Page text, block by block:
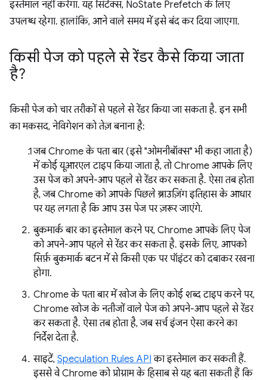
इस्तेमाल नहीं करेगा. यह सिंटैक्स, NoState Prefetch के लिए
उपलब्ध रहेगा. हालांकि, आने वाले समय में इसे बंद कर दिया जाएगा.
किसी पेज को पहले से रेंडर कैसे किया जाता
है?
किसी पेज को चार तरीकों से पहले से रेंडर किया जा सकता है. इन सभी
का मकसद, नेविगेशन को तेज़ बनाना है:
जब Chrome के पता बार (इसे "ओमनीबॉक्स" भी कहा जाता है)
में कोई यूआरएल टाइप किया जाता है, तो Chrome आपके लिए
उस पेज को अपने-आप पहले से रेंडर कर सकता है. ऐसा तब होता
है, जब Chrome को आपके पिछले ब्राउज़िंग इतिहास के आधार
पर यह लगता है कि आप उस पेज पर ज़रूर जाएंगे.
बुकमार्क बार का इस्तेमाल करने पर, Chrome आपके लिए पेज
को अपने-आप पहले से रेंडर कर सकता है. इसके लिए, आपको
सिर्फ़ बुकमार्क बटन में से किसी एक पर पॉइंटर को दबाकर रखना
होगा.
Chrome के पता बार में खोज के लिए कोई शब्द टाइप करने पर,
Chrome खोज के नतीजों वाले पेज को अपने-आप पहले से रेंडर
कर सकता है. ऐसा तब होता है, जब सर्च इंजन ऐसा करने का
निर्देश देता है.
साइटें, Speculation Rules API का इस्तेमाल कर सकती हैं.
इससे वे Chrome को प्रोग्राम के हिसाब से यह बता सकती हैं कि